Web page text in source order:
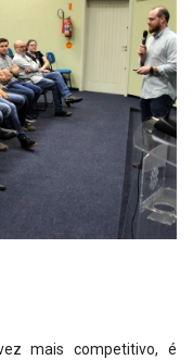
mais competitivo, é